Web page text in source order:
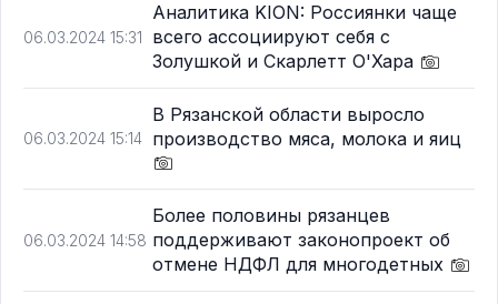
06.03.2024 15:31
Аналитика KION: Россиянки чаще
всего ассоциируют себя с
Золушкой и Скарлетт О'Хара
06.03.2024 15:14
В Рязанской области выросло
производство мяса, молока и яиц
06.03.2024 14:58
Более половины рязанцев
поддерживают законопроект об
отмене НДФЛ для многодетных